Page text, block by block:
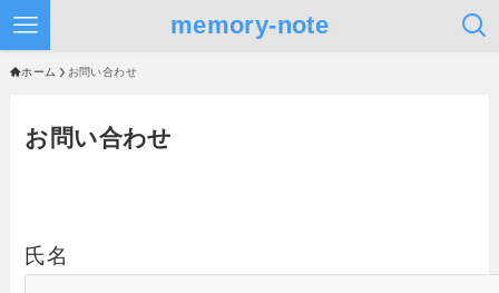
memory-note
ホーム お問い合わせ
お問い合わせ
氏名